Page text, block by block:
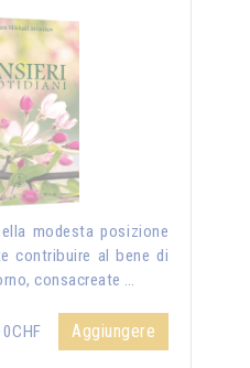
modesta posizione
contribuire al bene di
consacreate …
Aggiungere